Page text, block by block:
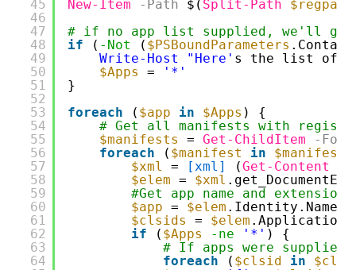
45
46
47
48
49
50
51
52
53
54
55
56
57
58
59
60
61
62
63
64
New-Item
-Path $( Split-Path
$regpath
# if no app list supplied, we'll get
if
( -Not ( $PSBoundParameters
Write-Host "Here' s the list of
$Apps
=
'*'
}
foreach
( $app in $Apps ) {
# Get all manifests with
$manifests
= Get-ChildItem
-
foreach
( $manifest in $manifests
$xml
= [xml] (Get-Content
$elem = $xml
#Get app name and extension
$app = $elem .Identity.Name
$clsids
= $elem
if
( $Apps -ne '*' ) {
# If apps were
foreach
( $clsid in